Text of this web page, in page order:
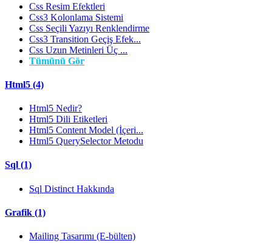
Css Resim Efektleri
Css3 Kolonlama Sistemi
Css Seçili Yazıyı Renklendirme
Css3 Transition Geçiş Efek...
Css Uzun Metinleri Üç ...
Tümünü Gör
Html5 (4)
Html5 Nedir?
Html5 Dili Etiketleri
Html5 Content Model (İçeri...
Html5 QuerySelector Metodu
Sql (1)
Sql Distinct Hakkında
Grafik (1)
Mailing Tasarımı (E-bülten)